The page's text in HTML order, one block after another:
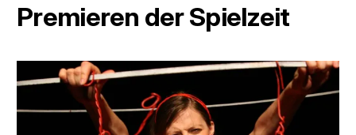
Premieren der Spielzeit